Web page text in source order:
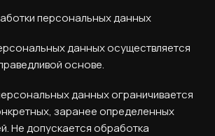
персональных данных
данных осуществляется
основе.
данных ограничивается
заранее определенных
Не допускается обработка